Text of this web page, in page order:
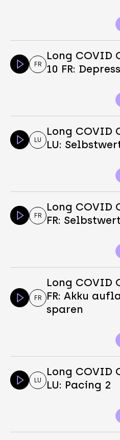
FR
Long COVID
10 FR:
LU
Long COVID
LU:
FR
Long COVID
FR: Selbstwert
FR
Long COVID
FR: Akku
sparen
LU
Long COVID
LU: Pacing 2